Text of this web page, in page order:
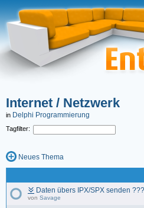
Internet / Netzwerk
in Delphi Programmierung
Tagfilter:
Neues Thema
Daten übers IPX/SPX senden ???
von Savage